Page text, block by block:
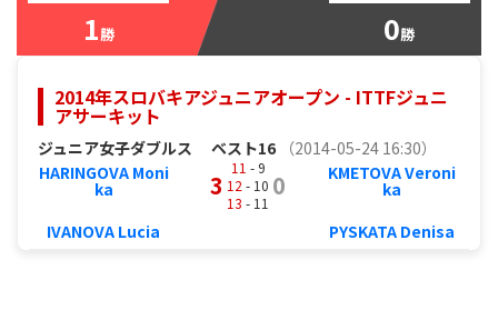
1勝 0勝
2014年スロバキアジュニアオープン - ITTFジュニ
アサーキット
ジュニア女子ダブルス ベスト16
（2014-05-24 16:30）
HARINGOVA Moni
ka
IVANOVA Lucia
3
11 - 9
12 - 10
13 - 11
0 KMETOVA Veroni
ka
PYSKATA Denisa